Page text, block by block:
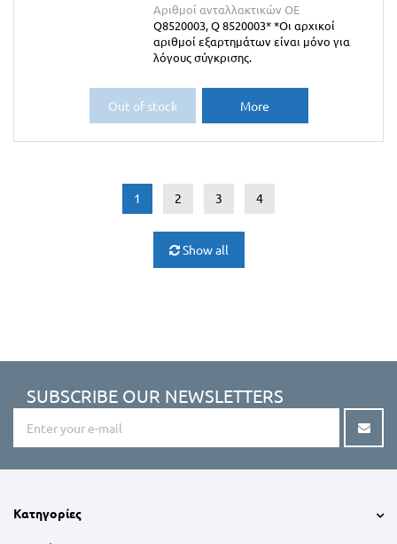
Αριθμοί ανταλλακτικών ΟΕ
Q8520003, Q 8520003* *Οι αρχικοί
αριθμοί εξαρτημάτων είναι μόνο για
λόγους σύγκρισης.
Out of stock More
1 2 3 4
Show all
SUBSCRIBE OUR NEWSLETTERS
Κατηγορίες